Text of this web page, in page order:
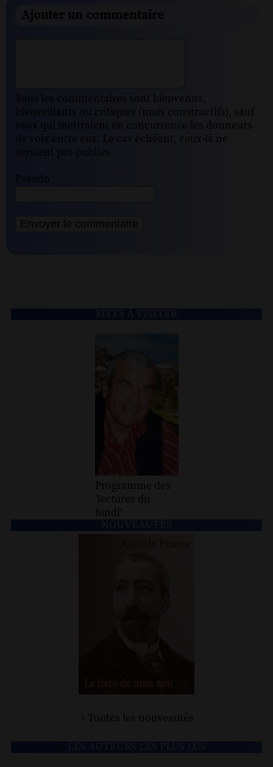
Ajouter un commentaire
Tous les commentaires sont bienvenus,
bienveillants ou critiques (mais constructifs), sauf
ceux qui mettraient en concurrence les donneurs
de voix entre eux. Le cas échéant, ceux-là ne
seraient pas publiés.
Pseudo :
Programme des
'lectures du
lundi'
> Toutes les nouveautés